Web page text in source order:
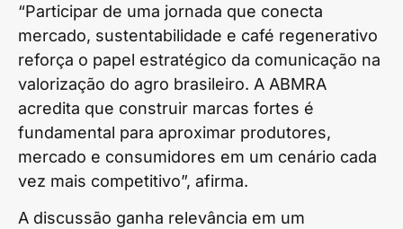
“Participar de uma jornada que conecta
mercado, sustentabilidade e café regenerativo
reforça o papel estratégico da comunicação na
valorização do agro brasileiro. A ABMRA
acredita que construir marcas fortes é
fundamental para aproximar produtores,
mercado e consumidores em um cenário cada
vez mais competitivo”, afirma.
A discussão ganha relevância em um